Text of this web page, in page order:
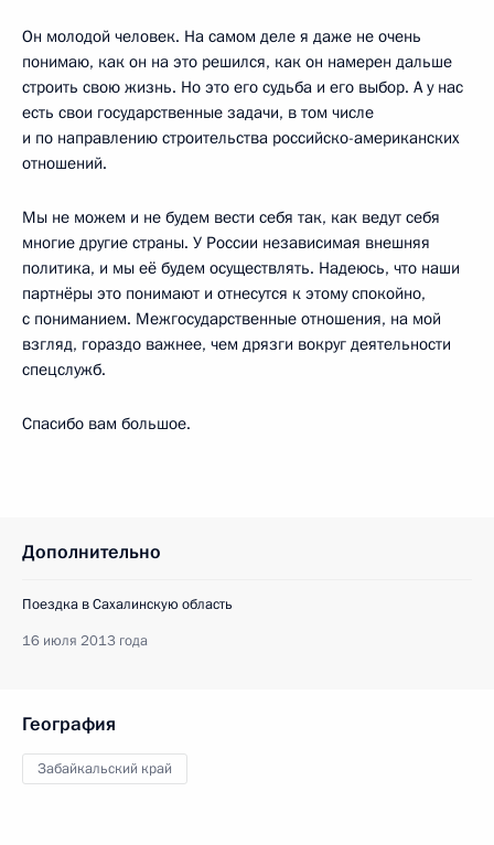
Он молодой человек. На самом деле я даже не очень
понимаю, как он на это решился, как он намерен дальше
строить свою жизнь. Но это его судьба и его выбор. А у нас
есть свои государственные задачи, в том числе
и по направлению строительства российско-американских
отношений.
Мы не можем и не будем вести себя так, как ведут себя
многие другие страны. У России независимая внешняя
политика, и мы её будем осуществлять. Надеюсь, что наши
партнёры это понимают и отнесутся к этому спокойно,
с пониманием. Межгосударственные отношения, на мой
взгляд, гораздо важнее, чем дрязги вокруг деятельности
спецслужб.
Спасибо вам большое.
Дополнительно
Поездка в Сахалинскую область
16 июля 2013 года
География
Забайкальский край